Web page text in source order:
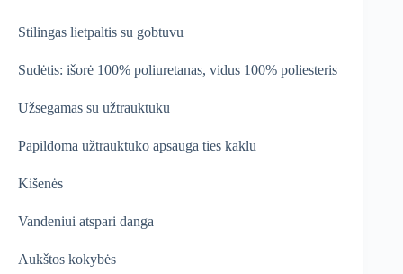
was:
€25,99.
€22,09.
Stilingas lietpaltis su gobtuvu
Sudėtis: išorė 100% poliuretanas, vidus 100% poliesteris
Užsegamas su užtrauktuku
Papildoma užtrauktuko apsauga ties kaklu
Kišenės
Vandeniui atspari danga
Aukštos kokybės